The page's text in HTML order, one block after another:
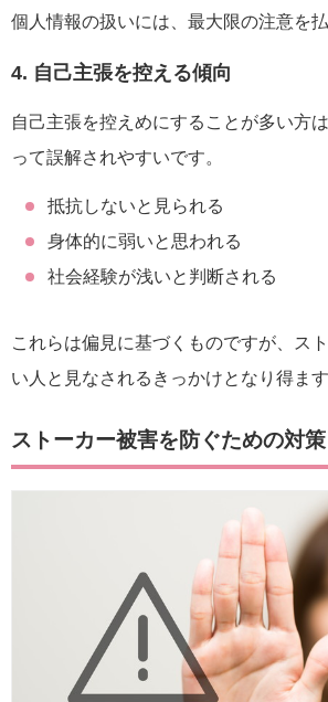
個人情報の扱いには、最大限の注意を払
4. 自己主張を控える傾向
自己主張を控えめにすることが多い方
って誤解されやすいです。
抵抗しないと見られる
身体的に弱いと思われる
社会経験が浅いと判断される
これらは偏見に基づくものですが、ス
い人と見なされるきっかけとなり得ます
ストーカー被害を防ぐための対策